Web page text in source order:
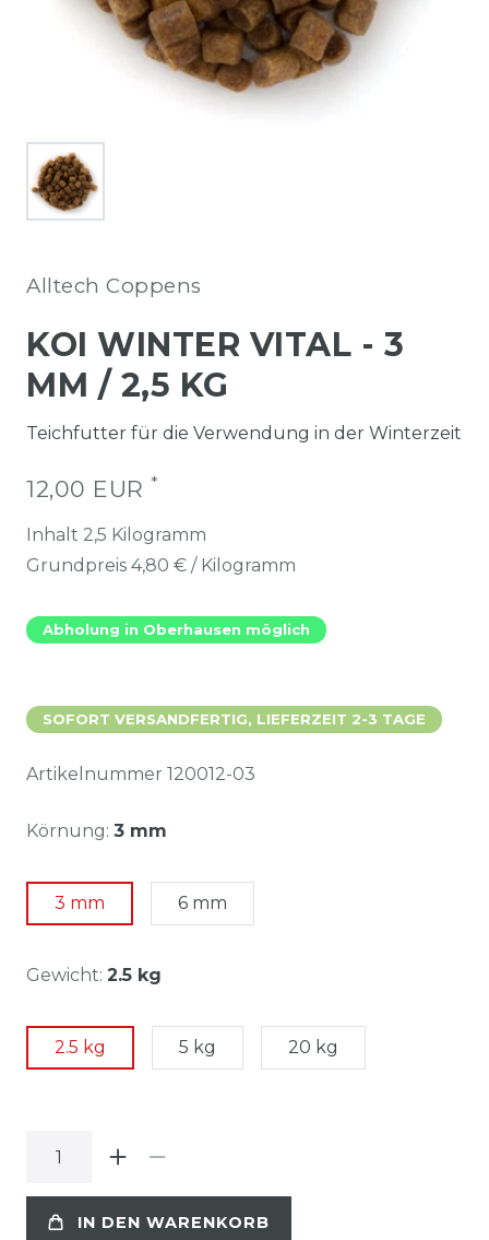
Alltech Coppens
KOI WINTER VITAL - 3
MM / 2,5 KG
Teichfutter für die Verwendung in der Winterzeit
12,00 EUR *
Inhalt 2,5 Kilogramm
Grundpreis 4,80 € / Kilogramm
Abholung in Oberhausen möglich
SOFORT VERSANDFERTIG, LIEFERZEIT 2-3 TAGE
Artikelnummer 120012-03
Körnung: 3 mm
3 mm 6 mm
Gewicht: 2.5 kg
2.5 kg 5 kg 20 kg
IN DEN WARENKORB